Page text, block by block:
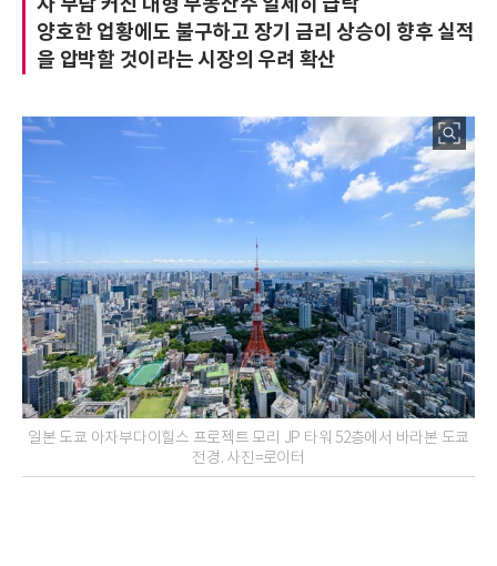
양호한 업황에도 불구하고 장기 금리 상승이 향후 실적
을 압박할 것이라는 시장의 우려 확산
일본 도쿄 아자부다이힐스 프로젝트 모리 JP 타워 52층에서 바라본 도쿄
전경. 사진=로이터